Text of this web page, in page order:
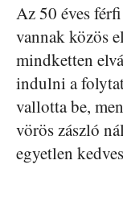
Az 50 éves
vannak közös
mindketten
indulni a
vallotta be,
vörös zászló
egyetlen